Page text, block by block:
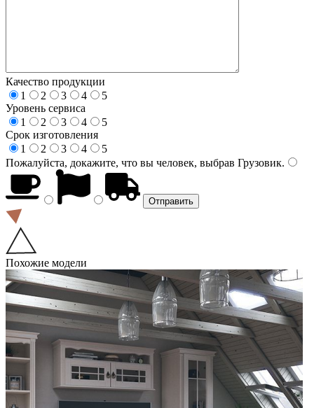
Качество продукции
1
2 3 4
5
Уровень сервиса
1
2 3 4
5
Срок изготовления
1
2 3 4
5
Пожалуйста, докажите, что вы человек, выбрав Грузовик.
Похожие модели